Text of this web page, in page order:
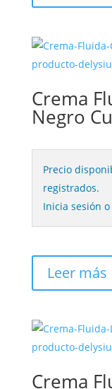
Crema
Negro
Precio
registrados.
Inicia sesión
Leer más
Crema